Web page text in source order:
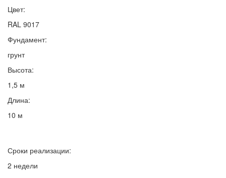
Цвет:
RAL 9017
Фундамент:
грунт
Высота:
1,5 м
Длина:
10 м
Сроки реализации:
2 недели